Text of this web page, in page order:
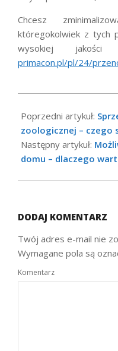
Chcesz
któregokolwiek z tych
wysokiej
primacon.pl/pl/24/
02-
11
Poprzedni artykuł:
zoologicznej – czego
Następny artykuł:
domu – dlaczego
DODAJ KOMENTARZ
Twój adres e-mail nie
Wymagane pola są
Komentarz